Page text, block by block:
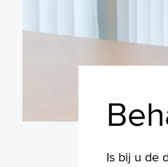
Is bij u de